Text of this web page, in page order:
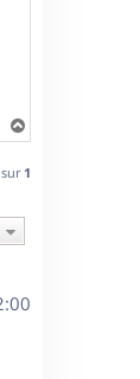
a
t
sur 1